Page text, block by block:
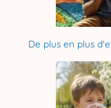
De plus en plus